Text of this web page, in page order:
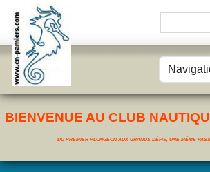
BIENVENUE AU CLUB
DU PREMIER PLONGEON AUX GRANDS DÉFIS, UNE MÊME
Panneau de gestion des cookies